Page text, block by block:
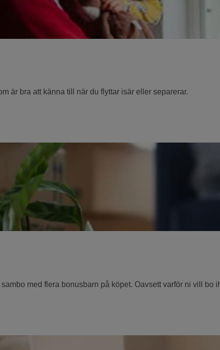
är bra att känna till när du flyttar isär eller separerar.
med flera bonusbarn på köpet. Oavsett varför ni vill bo